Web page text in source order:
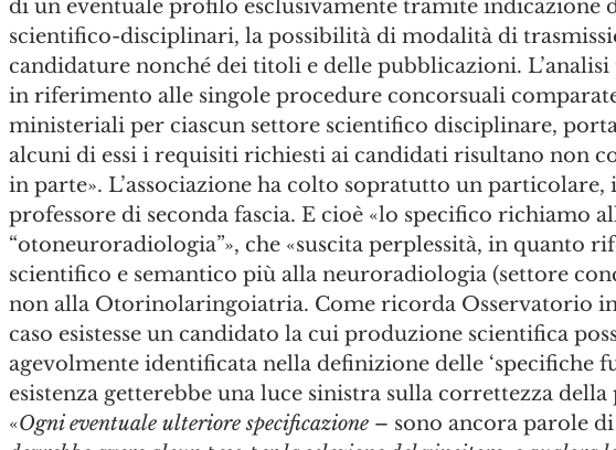
di un eventuale profilo esclusivamente tramite indicazione
scientifico-disciplinari, la possibilità di modalità di
candidature nonché dei titoli e delle pubblicazioni. L’analisi
in riferimento alle singole procedure concorsuali
ministeriali per ciascun settore scientifico disciplinare,
alcuni di essi i requisiti richiesti ai candidati risultano non
in parte». L’associazione ha colto sopratutto un particolare,
professore di seconda fascia. E cioè «lo specifico richiamo
“otoneuroradiologia”», che «suscita perplessità, in quanto
scientifico e semantico più alla neuroradiologia (settore
non alla Otorinolaringoiatria. Come ricorda Osservatorio
caso esistesse un candidato la cui produzione scientifica
agevolmente identificata nella definizione delle ‘specifiche
esistenza getterebbe una luce sinistra sulla correttezza della
«Ogni eventuale ulteriore specificazione – sono ancora parole